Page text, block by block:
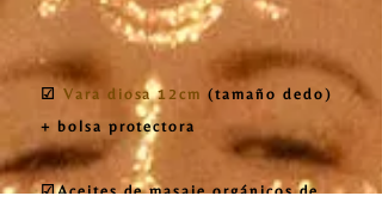
☑ Vara diosa 12cm (tamaño dedo)
+ bolsa protectora
☑Aceites de masaje orgánicos de